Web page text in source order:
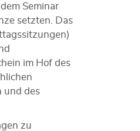
Seminar
setzten. Das
im Hof des
und des
zu